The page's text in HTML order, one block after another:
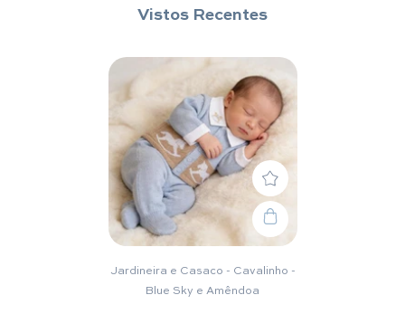
Vistos Recentes
Jardineira e Casaco - Cavalinho -
Blue Sky e Amêndoa